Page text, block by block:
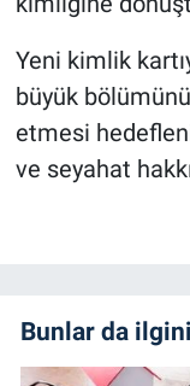
Yeni kimlik
büyük
etmesi
ve seyahat
Bunlar da